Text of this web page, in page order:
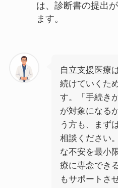
は、診断書の提出
ます。
自立支援医療
続けていくた
す。「手続き
が対象になる
う方も、まず
相談ください
な不安を最小
療に専念でき
もサポートさ